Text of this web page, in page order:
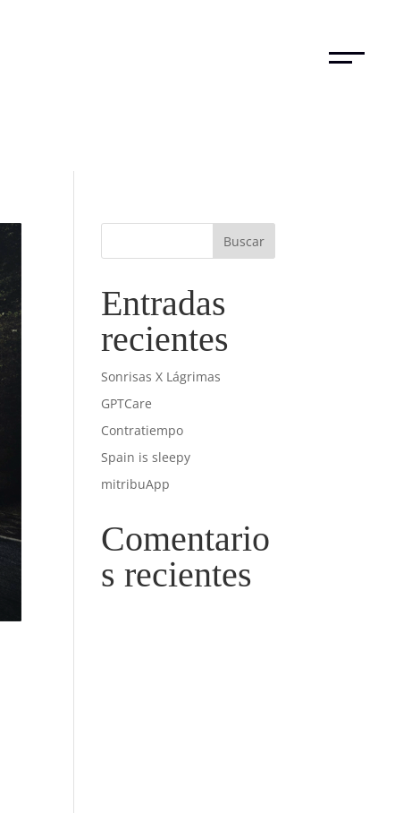
Entradas
recientes
Sonrisas X Lágrimas
GPTCare
Contratiempo
Spain is sleepy
mitribuApp
Comentario
s recientes